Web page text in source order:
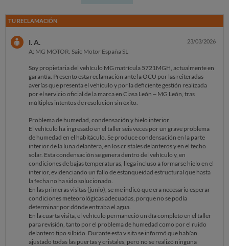
TU RECLAMACIÓN
I. A.
A: MG MOTOR. Saic Motor España SL
23/03/2026
Soy propietaria del vehículo MG matrícula 5721MGH, actualmente en
garantía. Presento esta reclamación ante la OCU por las reiteradas
averías que presenta el vehículo y por la deficiente gestión realizada
por el servicio oficial de la marca en Ciasa León – MG León, tras
múltiples intentos de resolución sin éxito.
Problema de humedad, condensación y hielo interior
El vehículo ha ingresado en el taller seis veces por un grave problema
de humedad en el habitáculo. Se produce condensación en la parte
interior de la luna delantera, en los cristales delanteros y en el techo
solar. Esta condensación se genera dentro del vehículo y, en
condiciones de bajas temperaturas, llega incluso a formarse hielo en el
interior, evidenciando un fallo de estanqueidad estructural que hasta
la fecha no ha sido solucionado.
En las primeras visitas (junio), se me indicó que era necesario esperar
condiciones meteorológicas adecuadas, porque no se podía
determinar por dónde entraba el agua.
En la cuarta visita, el vehículo permaneció un día completo en el taller
para revisión, tanto por el problema de humedad como por el ruido
delantero tipo silbido. Durante esta visita se informó que habían
ajustado todas las puertas y cristales, pero no se realizó ninguna